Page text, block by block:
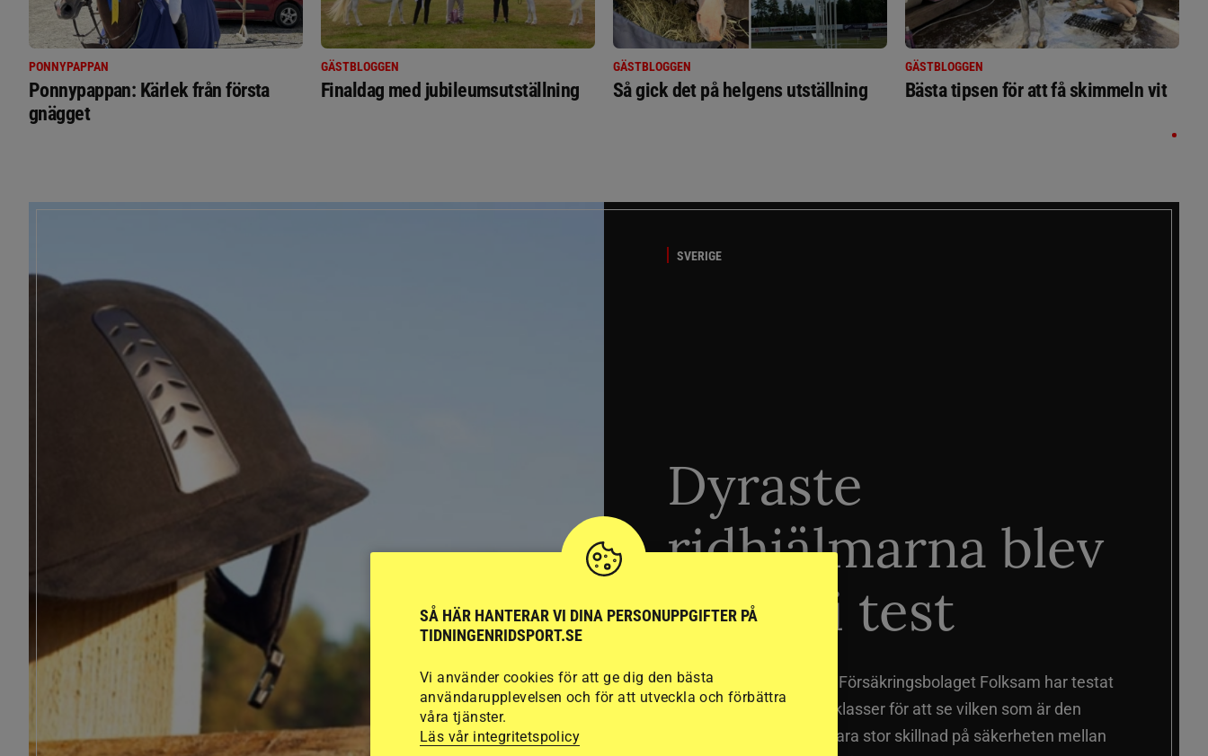
PONNYPAPPAN
Ponnypappan: Kärlek från första
gnägget
GÄSTBLOGGEN
Finaldag med jubileumsutställning
GÄSTBLOGGEN
Så gick det på helgens utställning
GÄSTBLOGGEN
Bästa tipsen för att få skimmeln vit
SVERIGE
Dyraste
ridhjälmarna blev
sämst i test
Stort test av ridhjälmar Försäkringsbolaget Folksam har testat
15 ridhjälmar i olika prisklasser för att se vilken som är den
säkraste. Det visar sig vara stor skillnad på säkerheten mellan
SÅ HÄR HANTERAR VI DINA PERSONUPPGIFTER PÅ
TIDNINGENRIDSPORT.SE
Vi använder cookies för att ge dig den bästa
användarupplevelsen och för att utveckla och förbättra
våra tjänster.
Läs vår integritetspolicy